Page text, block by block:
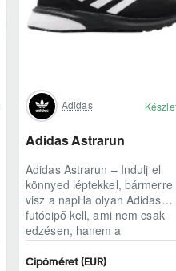
Adidas
Adidas Astrarun
Adidas Astrarun – Indulj el
könnyed léptekkel, bármerre
visz a napHa olyan Adidas
futócipő kell, ami nem csak
edzésen, hanem a
hétköznapokban is kénye..
Cipőméret (EUR)